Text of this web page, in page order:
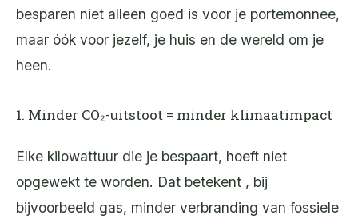
besparen niet alleen goed is voor je portemonnee,
maar óók voor jezelf, je huis en de wereld om je
heen.
1. Minder CO₂-uitstoot = minder klimaatimpact
Elke kilowattuur die je bespaart, hoeft niet
opgewekt te worden. Dat betekent , bij
bijvoorbeeld gas, minder verbranding van fossiele